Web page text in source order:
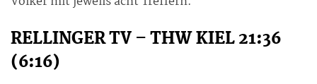
RELLINGER TV – THW KIEL 21:36
(6:16)